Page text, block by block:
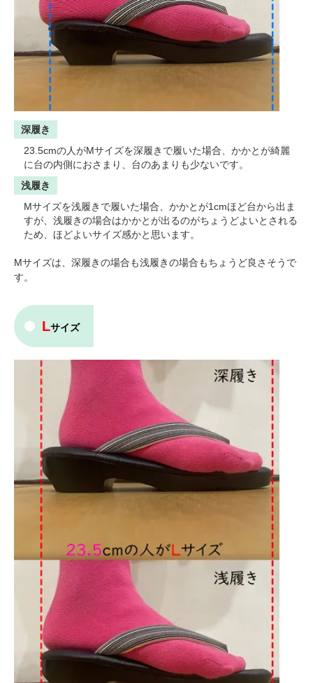
深履き
23.5cmの人がMサイズを深履きで履いた場合、かかとが綺麗
に台の内側におさまり、台のあまりも少ないです。
浅履き
Mサイズを浅履きで履いた場合、かかとが1cmほど台から出ま
すが、浅履きの場合はかかとが出るのがちょうどよいとされる
ため、ほどよいサイズ感かと思います。
Mサイズは、深履きの場合も浅履きの場合もちょうど良さそうで
す。
Lサイズ